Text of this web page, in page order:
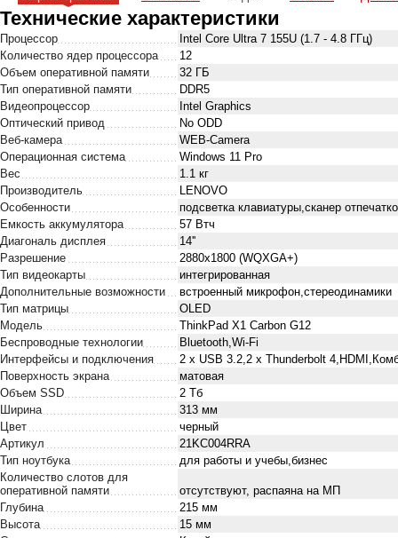
Технические характеристики
Процессор
Intel Core Ultra 7 155U (1.7 - 4.8 ГГц)
Количество ядер процессора
12
Объем оперативной памяти
32 ГБ
Тип оперативной памяти
DDR5
Видеопроцессор
Intel Graphics
Оптический привод
No ODD
Веб-камера
WEB-Camera
Операционная система
Windows 11 Pro
Вес
1.1 кг
Производитель
LENOVO
Особенности
подсветка клавиатуры,сканер
Емкость аккумулятора
57 Втч
Диагональ дисплея
14''
Разрешение
2880x1800 (WQXGA+)
Тип видеокарты
интегрированная
Дополнительные возможности
встроенный микрофон,стереодинамики
Тип матрицы
OLED
Модель
ThinkPad X1 Carbon G12
Беспроводные технологии
Bluetooth,Wi-Fi
Интерфейсы и подключения
2 х USB 3.2,2 х Thunderbolt
Поверхность экрана
матовая
Объем SSD
2 Тб
Ширина
313 мм
Цвет
черный
Артикул
21KC004RRA
Тип ноутбука
для работы и учебы,бизнес
Количество слотов для
оперативной памяти
отсутствуют, распаяна на МП
Глубина
215 мм
Высота
15 мм